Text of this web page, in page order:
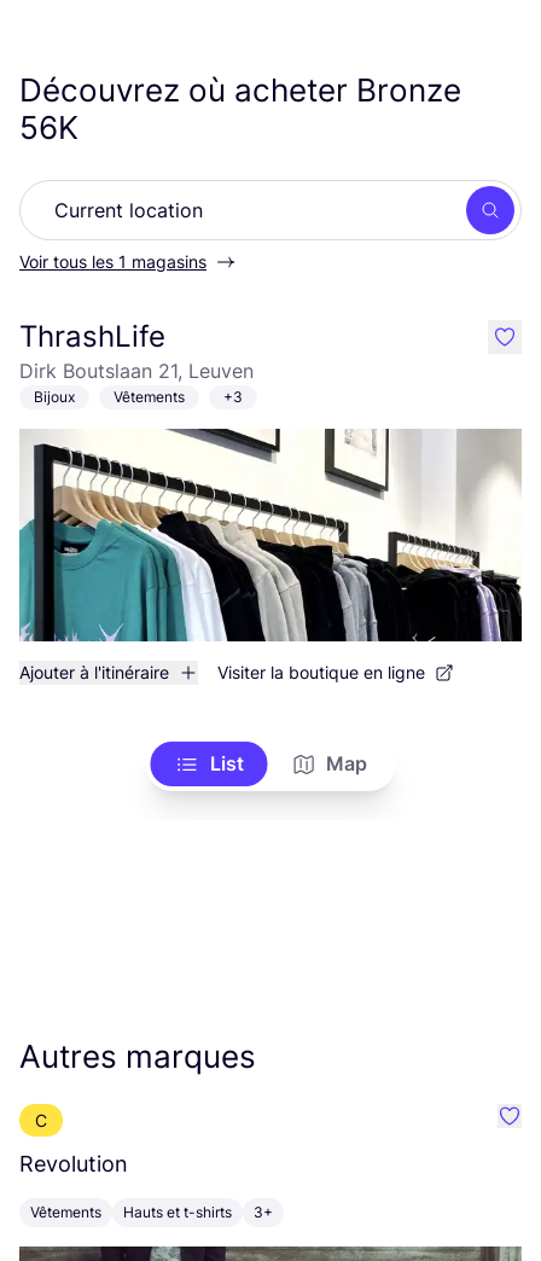
Découvrez où acheter Bronze
56K
Voir tous les 1 magasins
ThrashLife
Dirk Boutslaan 21, Leuven
Bijoux Vêtements +3
Ajouter à l'itinéraire Visiter la boutique en ligne
like
List Map
Autres marques
C
Revolution
Vêtements Hauts et t-shirts 3+